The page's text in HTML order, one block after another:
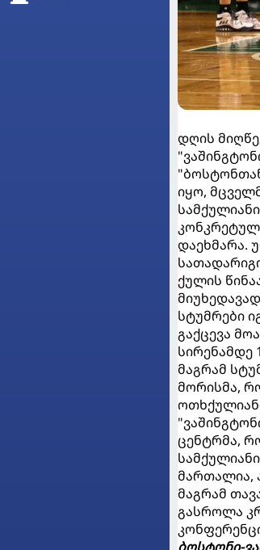
დღის
იყო,
დაეხმარა.
ქულის
სტუმრები
გაქცევა
სირენამდე
მაგრამ
მორისმა,
ცენტრმა,
მართალია,
მაგრამ
გასროლა